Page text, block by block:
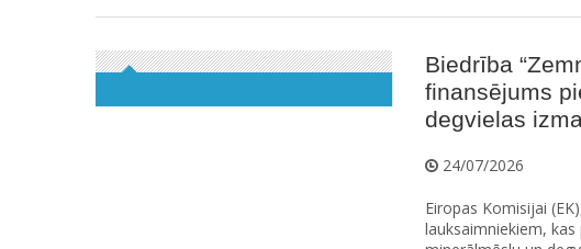
Biedrība
finansējums
degvielas
24/07/2026
Eiropas Komisijai
lauksaimniekiem,